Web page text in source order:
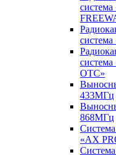
система
ОТС»
433МГц
868МГц
Система
«AX